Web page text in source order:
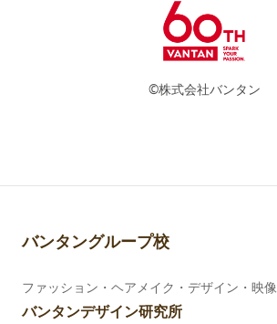
©株式会社バンタン
バンタングループ校
ファッション・ヘアメイク・デザイン・映像
バンタンデザイン研究所